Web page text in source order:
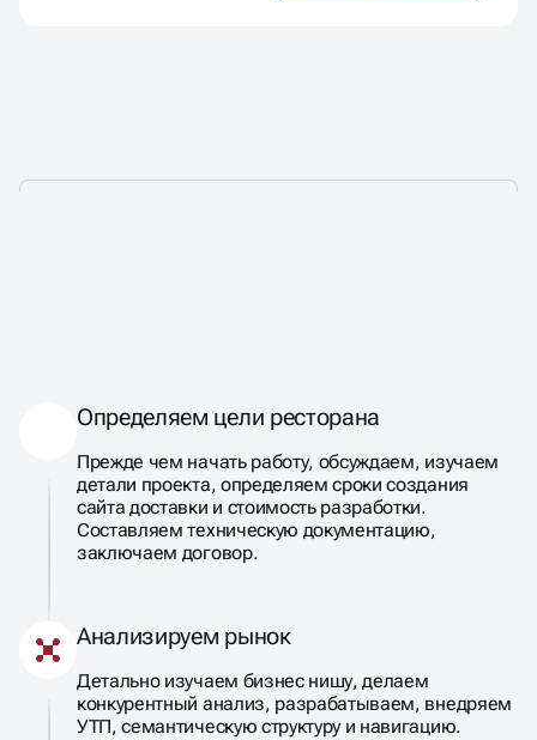
Определяем цели ресторана
Прежде чем начать работу, обсуждаем, изучаем
детали проекта, определяем сроки создания
сайта доставки и стоимость разработки.
Составляем техническую документацию,
заключаем договор.
Анализируем рынок
Детально изучаем бизнес нишу, делаем
конкурентный анализ, разрабатываем, внедряем
УТП, семантическую структуру и навигацию.